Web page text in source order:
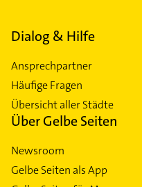
Dialog & Hilfe
Ansprechpartner
Häufige Fragen
Übersicht aller Städte
Über Gelbe Seiten
Newsroom
Gelbe Seiten als App